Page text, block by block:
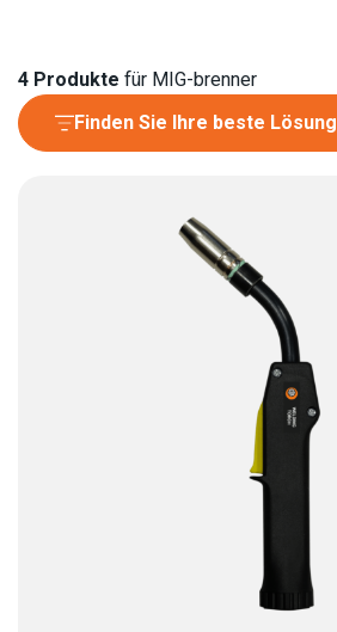
4 Produkte für MIG-brenner
Finden Sie Ihre beste Lösung